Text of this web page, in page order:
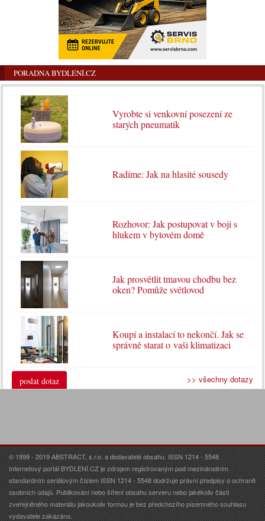
PORADNA BYDLENÍ.CZ
Vyrobte si venkovní posezení ze
starých pneumatik
Radíme: Jak na hlasité sousedy
Rozhovor: Jak postupovat v boji s
hlukem v bytovém domě
Jak prosvětlit tmavou chodbu bez
oken? Pomůže světlovod
Koupí a instalací to nekončí. Jak se
správně starat o vaši klimatizaci
poslat dotaz >> všechny dotazy
© 1999 - 2019 ABSTRACT, s.r.o. a dodavatelé obsahu. ISSN 1214 - 5548
Internetový portál BYDLENÍ.CZ je zdrojem registrovaným pod mezinárodním
standardním seriálovým číslem ISSN 1214 - 5548 dodržuje právní předpisy o ochraně
osobních údajů. Publikování nebo šíření obsahu serveru nebo jakékoliv části
zveřejněného materiálu jakoukoliv formou je bez předchozího písemného souhlasu
vydavatele zakázáno.